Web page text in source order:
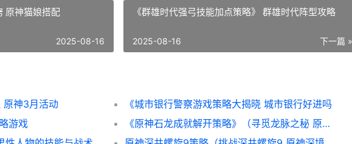
原神猫娘搭配
2025-08-16
《群雄时代强弓技能加点策略》 群雄时代阵型攻略
下一篇 »
2025-08-16
原神3月活动
《城市银行警察游戏策略大揭晓 城市银行好进吗
游戏
《原神石龙成就解开策略》（寻觅龙脉之秘 原神五个石龙